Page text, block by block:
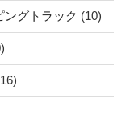
グトラック (10)